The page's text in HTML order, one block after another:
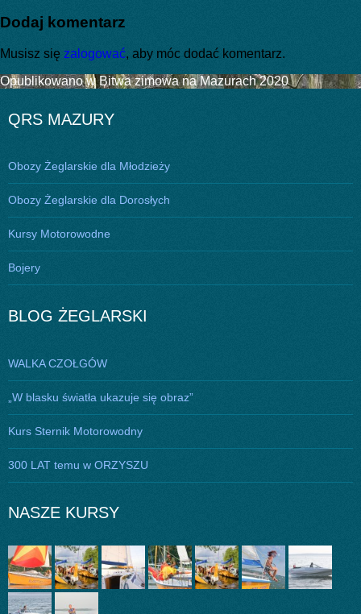
Dodaj komentarz
Musisz się zalogować, aby móc dodać komentarz.
Nawigacja
Opublikowano wBitwa zimowa na Mazurach 2020
QRS MAZURY
Obozy Żeglarskie dla Młodzieży
Obozy Żeglarskie dla Dorosłych
Kursy Motorowodne
Bojery
BLOG ŻEGLARSKI
WALKA CZOŁGÓW
„W blasku światła ukazuje się obraz”
Kurs Sternik Motorowodny
300 LAT temu w ORZYSZU
NASZE KURSY